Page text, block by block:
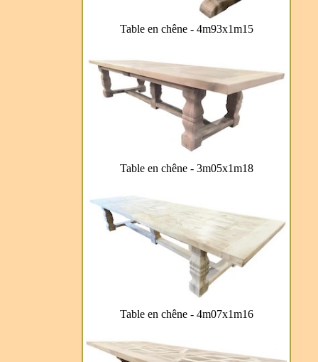
Table en chêne - 4m93x1m15
Table en chêne - 3m05x1m18
Table en chêne - 4m07x1m16